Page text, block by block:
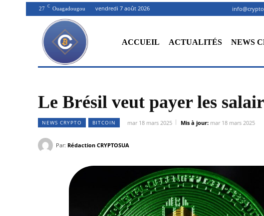
27 C Ouagadougou vendredi 7 août 2026
ACCUEIL ACTUALITÉS NEWS
Le Brésil veut payer les
NEWS CRYPTO BITCOIN mar 18 mars 2025 Mis à jour: mar 18 mars 2025
Par: Rédaction CRYPTOSUA